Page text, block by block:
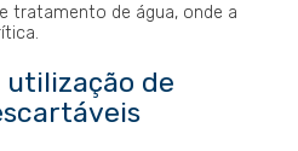
tratamento de água, onde a
de